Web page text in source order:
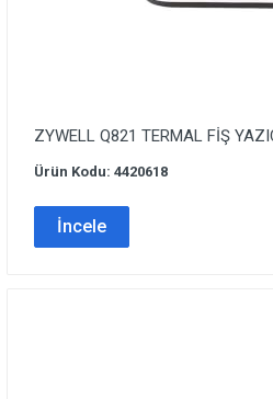
ZYWELL Q821 TERMAL FİŞ
Ürün Kodu: 4420618
İncele